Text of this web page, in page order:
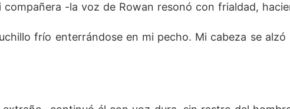
-la voz de Rowan resonó con frialdad,
frío enterrándose en mi pecho. Mi cabeza se